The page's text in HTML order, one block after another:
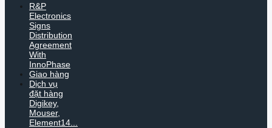
R&P
Electronics
Signs
Distribution
Agreement
With
InnoPhase
Giao hàng
Dịch vụ
đặt hàng
Digikey,
Mouser,
Element14...